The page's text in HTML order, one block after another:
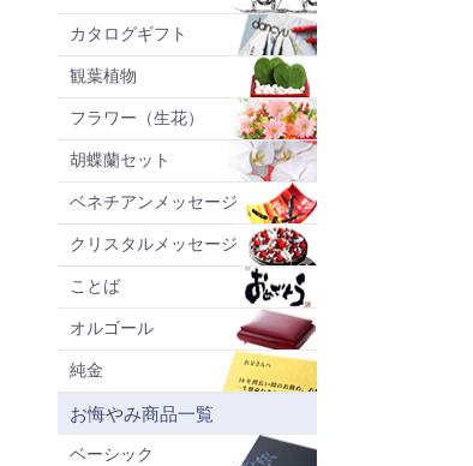
カタログギフト
観葉植物
フラワー（生花）
胡蝶蘭セット
ベネチアンメッセージ
クリスタルメッセージ
ことば
オルゴール
純金
お悔やみ商品一覧
ベーシック